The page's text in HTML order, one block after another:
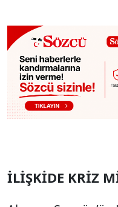
İLİŞKİDE KRİZ